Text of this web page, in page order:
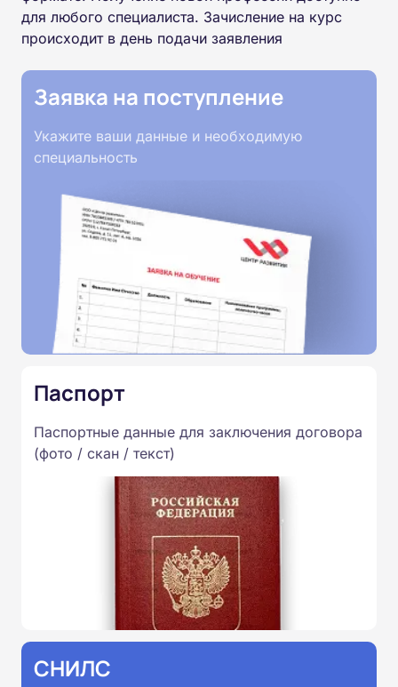
для любого специалиста. Зачисление на курс
происходит в день подачи заявления
Заявка на поступление
Укажите ваши данные и необходимую
специальность
Паспорт
Паспортные данные для заключения договора
(фото / скан / текст)
СНИЛС